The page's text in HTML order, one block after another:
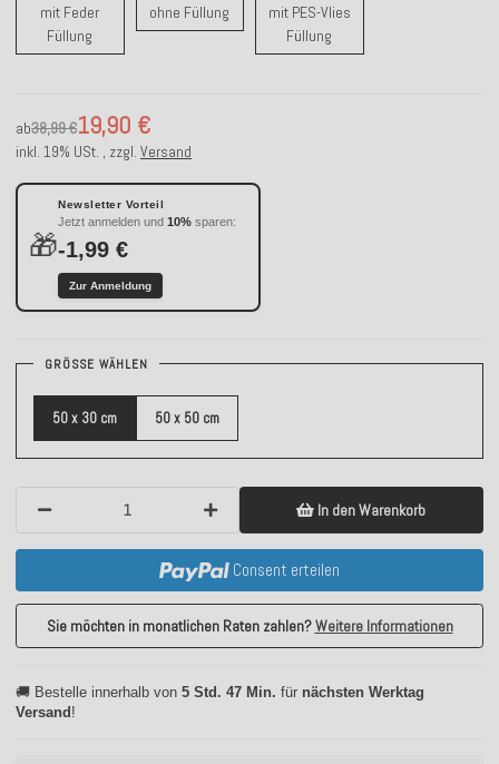
mit Feder
Füllung mit Feder Füllung
ohne Füllung ohne Füllung
mit PES-Vlies
Füllung
ab 19,90 €
38,99 €
inkl. 19% USt. , zzgl. Versand
🎁
Newsletter Vorteil
Jetzt anmelden und 10% sparen:
-1,99 €
Zur Anmeldung
GRÖSSE WÄHLEN
50 x 30 cm 50 x 50 cm
In den Warenkorb
Consent erteilen
Sie möchten in monatlichen Raten zahlen?Weitere Informationen
🚚 Bestelle innerhalb von 5 Std. 47 Min. für nächsten Werktag
Versand !